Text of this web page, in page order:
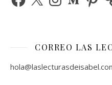
CORREO LAS